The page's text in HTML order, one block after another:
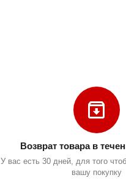
Возврат товара в
У вас есть 30 дней, для того
вашу покупку